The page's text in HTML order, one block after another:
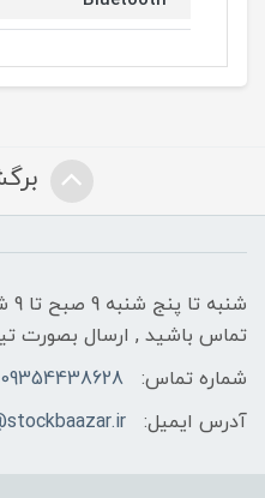
تماس باشید , ارسال بصورت
شماره تماس:
09354438628
آدرس ایمیل: